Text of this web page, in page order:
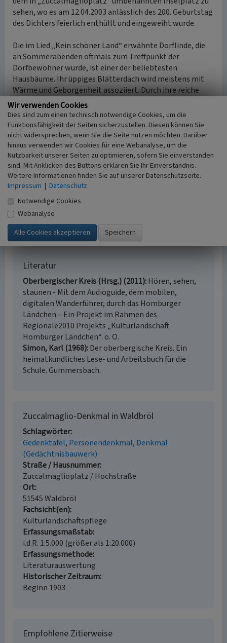
sehen, wo es am 12.04.2003 anlässlich des 200. Geburtstag
des Dichters feierlich enthüllt und eingeweiht wurde.
Die im Lied „Kein schöner Land“ erwähnte Dorflinde, die
an Sommerabenden oftmals zum Treffpunkt der
Dorfbewohner wurde, ist einer der beliebtesten
Hausbäume. Ihr üppiges Blätterdach wird meistens mit
Wärme und Geborgenheit assoziiert. Durch ihre reiche
Nektarproduktion ist sie zur Blütezeit eine wahre
Bienenweide. Oberhalb des Zuccalmaglio-Denkmals, kurz
vorm Bitzentor, befindet sich ein typischer Dorfplatz mit
einem solchen Lindenbaum und einem Sitzrondell.
(Biologische Station Oberberg, 2013. Erstellt im Rahmen
des Projektes „Hecke, Hohlweg, Heimat –
Kulturlandschaftsvermittlung analog und digital“. Ein
Projekt im Rahmen des LVR Netzwerks Umwelt.)
Internet
www.youtube.com: Heintje - Kein schöner Land
(abgerufen 08.04.2019)
Literatur
Oberbergischer Kreis (Hrsg.) (2011) Hören, sehen,
staunen - Mit dem Audioguide, dem mobilen,
digitalen Wanderführer, durch das Homburger
Ländchen – Ein Projekt im Rahmen des
Regionale2010 Projekts „Kulturlandschaft
Homburger Ländchen“. o. O.
Simon, Karl (1968) Der oberbergische Kreis. Ein
heimatkundliches Lese- und Arbeitsbuch für die
Schule. Gummersbach.
Zuccalmaglio-Denkmal in Waldbröl
Schlagwörter
Gedenktafel Personendenkmal Denkmal
(Gedächtnisbauwerk)
Straße / Hausnummer
Zuccalmaglioplatz / Hochstraße
Ort
51545 Waldbröl
Fachsicht(en)
Kulturlandschaftspflege
Erfassungsmaßstab
i.d.R. 1:5.000 (größer als 1:20.000)
Erfassungsmethode
Literaturauswertung
Historischer Zeitraum
Beginn 1903
Empfohlene Zitierweise
Wir verwenden Cookies
Dies sind zum einen technisch notwendige Cookies, um die
Funktionsfähigkeit der Seiten sicherzustellen. Diesen können Sie
nicht widersprechen, wenn Sie die Seite nutzen möchten. Darüber
hinaus verwenden wir Cookies für eine Webanalyse, um die
Nutzbarkeit unserer Seiten zu optimieren, sofern Sie einverstanden
sind. Mit Anklicken des Buttons erklären Sie Ihr Einverständnis.
Weitere Informationen finden Sie auf unserer Datenschutzseite.
Impressum | Datenschutz
Notwendige Cookies
Webanalyse